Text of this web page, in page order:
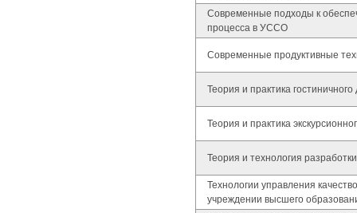
Современные подходы к
процесса в УССО
Современные продуктивные
Теория и практика гостиничного
Теория и практика
Теория и технология
Технологии управления
учреждении высшего